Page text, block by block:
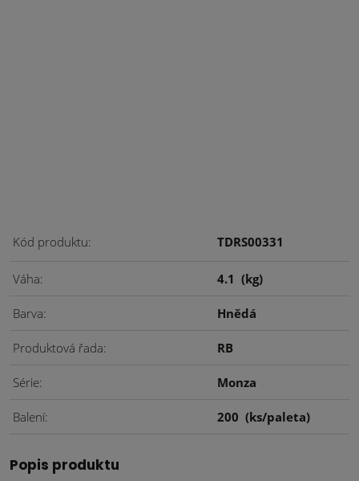
Kód produktu TDRS00331
Váha 4.1 (kg)
Barva Hnědá
Produktová řada RB
Série Monza
Balení 200 (ks/paleta)
Popis produktu